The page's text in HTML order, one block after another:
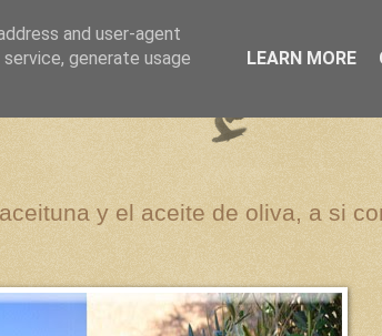
y el aceite de oliva, a si
and user-agent
generate usage
LEARN MORE